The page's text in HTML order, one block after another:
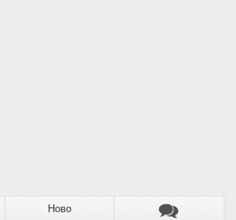
Ново